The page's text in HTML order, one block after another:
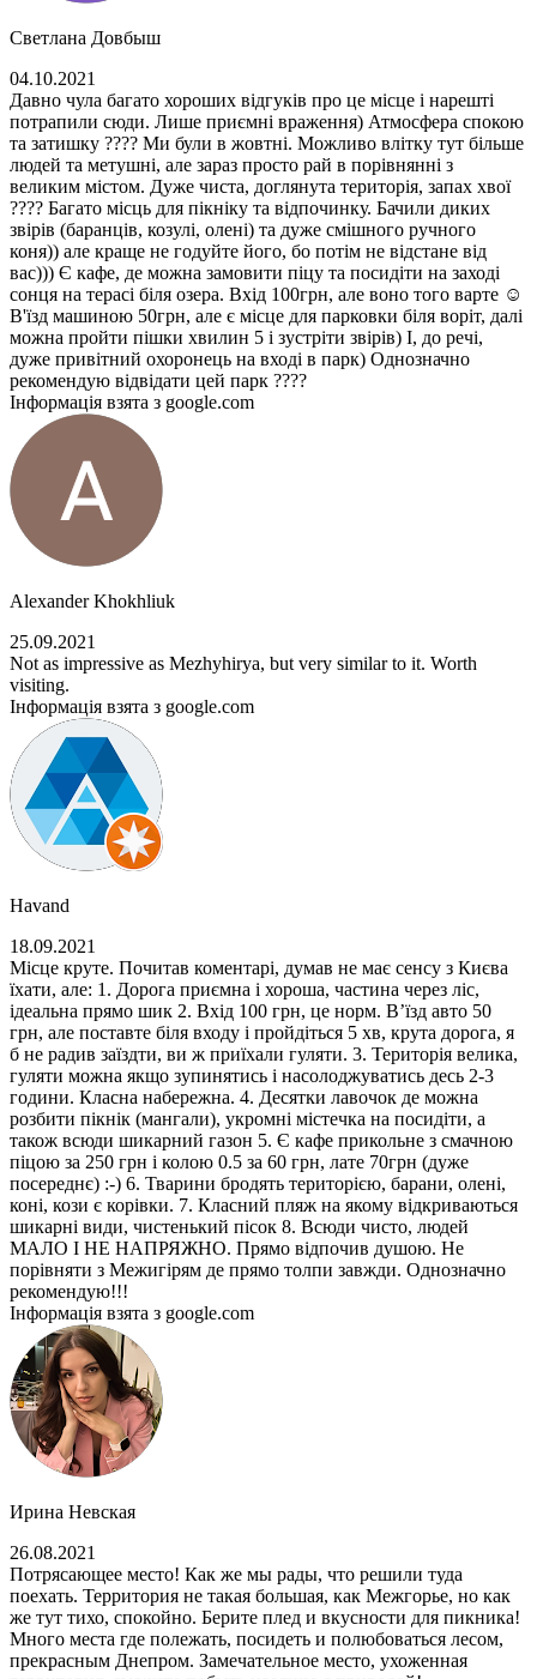
Светлана Довбыш
04.10.2021
Давно чула багато хороших відгуків про це місце і нарешті
потрапили сюди. Лише приємні враження) Атмосфера спокою
та затишку ???? Ми були в жовтні. Можливо влітку тут більше
людей та метушні, але зараз просто рай в порівнянні з
великим містом. Дуже чиста, доглянута територія, запах хвої
???? Багато місць для пікніку та відпочинку. Бачили диких
звірів (баранців, козулі, олені) та дуже смішного ручного
коня)) але краще не годуйте його, бо потім не відстане від
вас))) Є кафе, де можна замовити піцу та посидіти на заході
сонця на терасі біля озера. Вхід 100грн, але воно того варте ☺
В'їзд машиною 50грн, але є місце для парковки біля воріт, далі
можна пройти пішки хвилин 5 і зустріти звірів) І, до речі,
дуже привітний охоронець на вході в парк) Однозначно
рекомендую відвідати цей парк ????
Інформація взята з google.com
Alexander Khokhliuk
25.09.2021
Not as impressive as Mezhyhirya, but very similar to it. Worth
visiting.
Інформація взята з google.com
Havand
18.09.2021
Місце круте. Почитав коментарі, думав не має сенсу з Києва
їхати, але: 1. Дорога приємна і хороша, частина через ліс,
ідеальна прямо шик 2. Вхід 100 грн, це норм. В’їзд авто 50
грн, але поставте біля входу і пройдіться 5 хв, крута дорога, я
б не радив заїздти, ви ж приїхали гуляти. 3. Територія велика,
гуляти можна якщо зупинятись і насолоджуватись десь 2-3
години. Класна набережна. 4. Десятки лавочок де можна
розбити пікнік (мангали), укромні містечка на посидіти, а
також всюди шикарний газон 5. Є кафе прикольне з смачною
піцою за 250 грн і колою 0.5 за 60 грн, лате 70грн (дуже
посереднє) :-) 6. Тварини бродять територією, барани, олені,
коні, кози є корівки. 7. Класний пляж на якому відкриваються
шикарні види, чистенький пісок 8. Всюди чисто, людей
МАЛО І НЕ НАПРЯЖНО. Прямо відпочив душою. Не
порівняти з Межигірям де прямо толпи завжди. Однозначно
рекомендую!!!
Інформація взята з google.com
Ирина Невская
26.08.2021
Потрясающее место! Как же мы рады, что решили туда
поехать. Территория не такая большая, как Межгорье, но как
же тут тихо, спокойно. Берите плед и вкусности для пикника!
Много места где полежать, посидеть и полюбоваться лесом,
прекрасным Днепром. Замечательное место, ухоженная